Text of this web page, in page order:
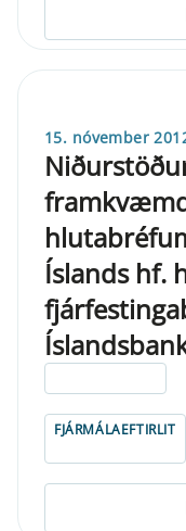
15. nóvember
Íslands hf.
FJÁRMÁLAEFTIRLIT